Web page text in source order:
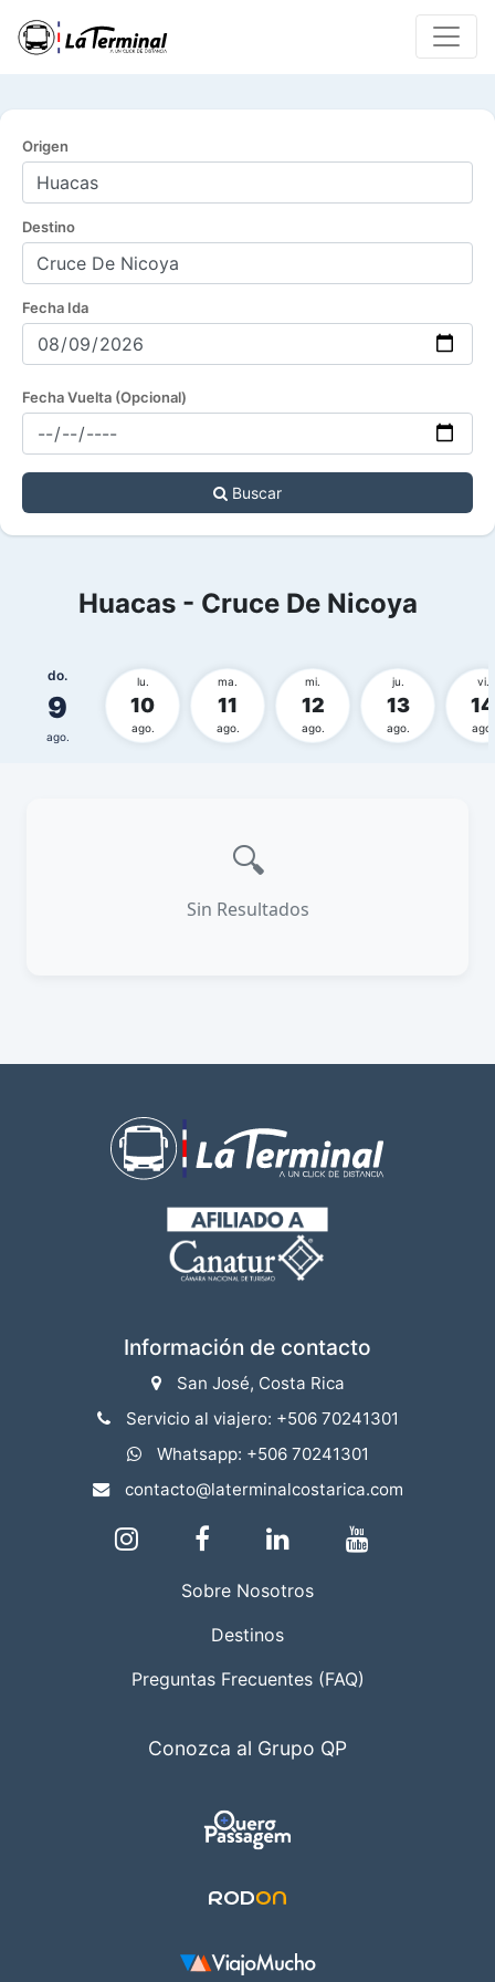
Origen
Destino
Fecha Ida
Fecha Vuelta (Opcional)
Buscar
Huacas - Cruce De Nicoya
do.
9
ago.
lu.
10
ago.
ma.
11
ago.
mi.
12
ago.
ju.
13
ago.
vi.
14
ago.
🔍
Sin Resultados
Información de contacto
San José, Costa Rica
Servicio al viajero: +506 70241301
Whatsapp: +506 70241301
contacto@laterminalcostarica.com
Sobre Nosotros
Destinos
Preguntas Frecuentes (FAQ)
Conozca al Grupo QP